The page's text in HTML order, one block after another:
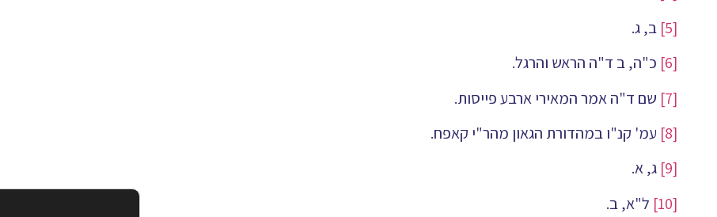
[5]
ב, ג.
[6]
כ"ה, ב ד"ה הראש והרגל.
[7]
שם ד"ה אמר המאירי ארבע פייסות.
[8]
עמ' קנ"ו במהדורת הגאון מהר"י קאפח.
[9]
ג, א.
[10]
ל"א, ב.